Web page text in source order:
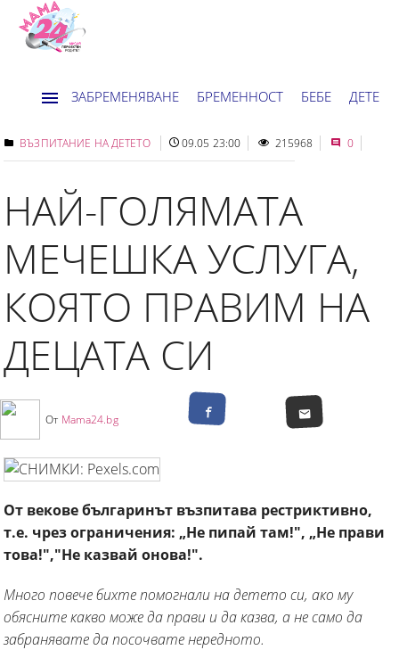
ЗАБРЕМЕНЯВАНЕ БРЕМЕННОСТ БЕБЕ ДЕТЕ
ДОМ НОВИНИ ХОРОСКОП
ВЪЗПИТАНИЕ НА ДЕТЕТО 09.05 23:00 215968 0
НАЙ-ГОЛЯМАТА
МЕЧЕШКА УСЛУГА,
КОЯТО ПРАВИМ НА
ДЕЦАТА СИ
От Mama24.bg
От векове българинът възпитава рестриктивно,
т.е. чрез ограничения: „Не пипай там!", „Не прави
това!","Не казвай онова!".
Много повече бихте помогнали на детето си, ако му
обясните какво може да прави и да казва, а не само да
забранявате да посочвате нередното.